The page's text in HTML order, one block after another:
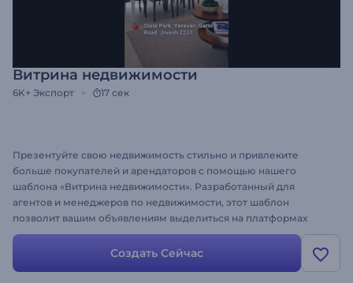
Витрина недвижимости
6K+ Экспорт 17 сек
Презентуйте свою недвижимость стильно и привлеките
больше покупателей и арендаторов с помощью нашего
шаблона «Витрина недвижимости». Разработанный для
агентов и менеджеров по недвижимости, этот шаблон
позволит вашим объявлениям выделиться на платформах
социальных сетей. Персонализируйте его с помощью видео,
изображений и фоновой музыки, а затем поделитесь им
прямо на своих профилях, чтобы вызвать интерес и повысить
Создать Сейчас